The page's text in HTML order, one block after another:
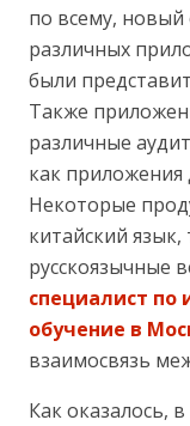
по всему, новый
различных
были
Также
различные
как приложения
Некоторые
китайский язык,
русскоязычные
специалист по
обучение в
взаимосвязь
Как оказалось,